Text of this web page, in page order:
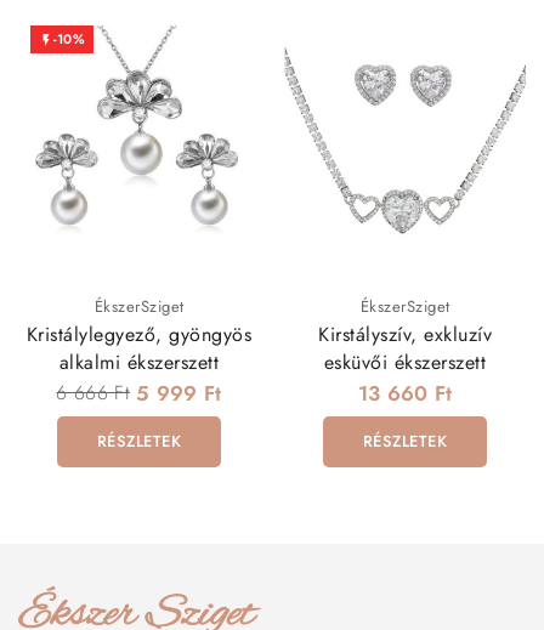
 -10%
ÉkszerSziget
Kristálylegyező, gyöngyös
alkalmi ékszerszett
6 666 Ft 5 999 Ft
RÉSZLETEK
ÉkszerSziget
Kirstályszív, exkluzív
esküvői ékszerszett
13 660 Ft
RÉSZLETEK